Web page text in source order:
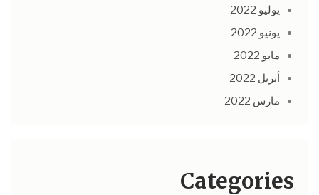
يوليو 2022
يونيو 2022
مايو 2022
أبريل 2022
مارس 2022
Categories